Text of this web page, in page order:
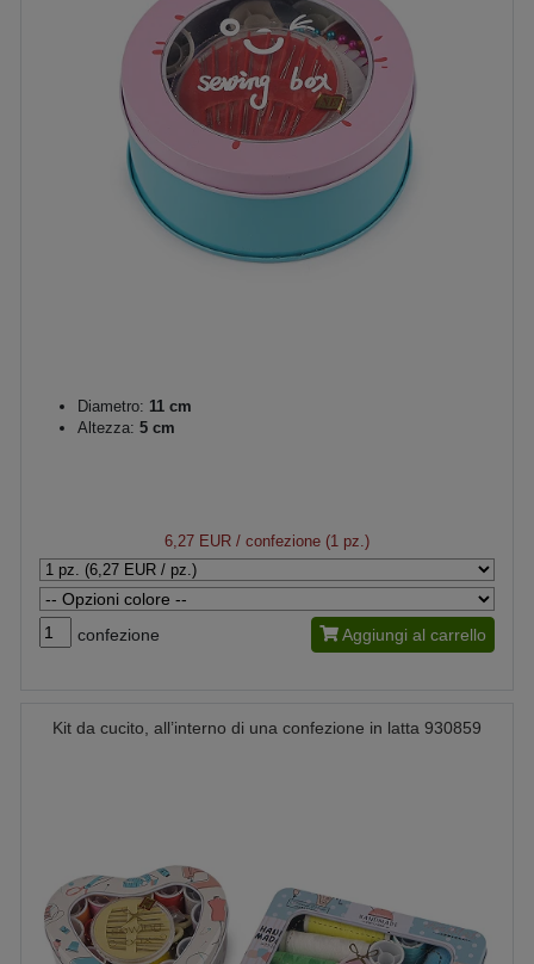
Diametro: 11 cm
Altezza: 5 cm
6,27 EUR / confezione (1 pz.)
confezione Aggiungi al carrello
Kit da cucito, all’interno di una confezione in latta 930859